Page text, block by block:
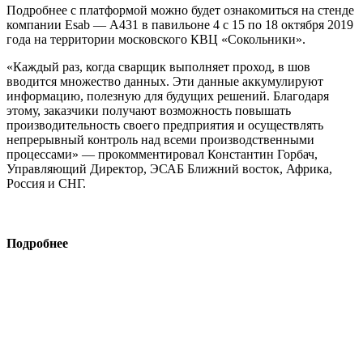
Подробнее с платформой можно будет ознакомиться на стенде
компании Esab — А431 в павильоне 4 с 15 по 18 октября 2019
года на территории московского КВЦ «Сокольники».
«Каждый раз, когда сварщик выполняет проход, в шов
вводится множество данных. Эти данные аккумулируют
информацию, полезную для будущих решений. Благодаря
этому, заказчики получают возможность повышать
производительность своего предприятия и осуществлять
непрерывный контроль над всеми производственными
процессами» — прокомментировал Константин Горбач,
Управляющий Директор, ЭСАБ Ближний восток, Африка,
Россия и СНГ.
Подробнее